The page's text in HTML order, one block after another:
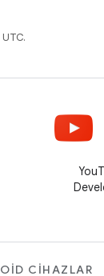
CIHAZLAR